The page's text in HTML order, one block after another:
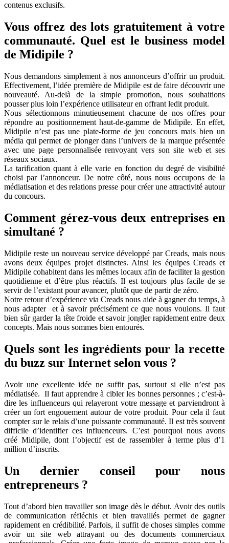
contenus exclusifs.
Vous offrez des lots gratuitement à votre
communauté. Quel est le business model
de Midipile ?
Nous demandons simplement à nos annonceurs d’offrir un produit.
Effectivement, l’idée première de Midipile est de faire découvrir une
nouveauté. Au-delà de la simple promotion, nous souhaitions
pousser plus loin l’expérience utilisateur en offrant ledit produit.
Nous sélectionnons minutieusement chacune de nos offres pour
répondre au positionnement haut-de-gamme de Midipile. En effet,
Midipile n’est pas une plate-forme de jeu concours mais bien un
média qui permet de plonger dans l’univers de la marque présentée
avec une page personnalisée renvoyant vers son site web et ses
réseaux sociaux.
La tarification quant à elle varie en fonction du degré de visibilité
choisi par l’annonceur. De notre côté, nous nous occupons de la
médiatisation et des relations presse pour créer une attractivité autour
du concours.
Comment gérez-vous deux entreprises en
simultané ?
Midipile reste un nouveau service développé par Creads, mais nous
avons deux équipes projet distinctes. Ainsi les équipes Creads et
Midipile cohabitent dans les mêmes locaux afin de faciliter la gestion
quotidienne et d’être plus réactifs. Il est toujours plus facile de se
servir de l’existant pour avancer, plutôt que de partir de zéro.
Notre retour d’expérience via Creads nous aide à gagner du temps, à
nous adapter et à savoir précisément ce que nous voulons. Il faut
bien sûr garder la tête froide et savoir jongler rapidement entre deux
concepts. Mais nous sommes bien entourés.
Quels sont les ingrédients pour la recette
du buzz sur Internet selon vous ?
Avoir une excellente idée ne suffit pas, surtout si elle n’est pas
médiatisée. Il faut apprendre à cibler les bonnes personnes ; c’est-à-
dire les influenceurs qui relayeront votre message et parviendront à
créer un fort engouement autour de votre produit. Pour cela il faut
compter sur le relais d’une puissante communauté. Il est très souvent
difficile d’identifier ces influenceurs. C’est pourquoi nous avons
créé Midipile, dont l’objectif est de rassembler à terme plus d’1
million d’inscrits.
Un dernier conseil pour nous
entrepreneurs ?
Tout d’abord bien travailler son image dès le début. Avoir des outils
de communication réfléchis et bien travaillés permet de gagner
rapidement en crédibilité. Parfois, il suffit de choses simples comme
avoir un site web attrayant ou des documents commerciaux